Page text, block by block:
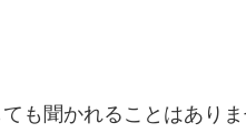
も聞かれることはありま